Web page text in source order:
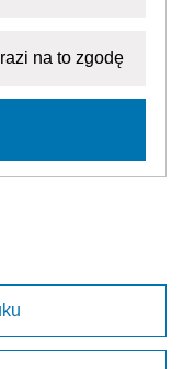
na to zgodę